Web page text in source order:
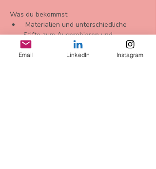
Was du bekommst:
Materialien und unterschiedliche
Stifte zum Ausprobieren und
Gestalten
zwei Blankokarten für Deine
Email LinkedIn Instagram